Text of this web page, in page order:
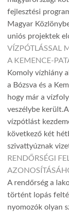
fejlesztési
Magyar
uniós projektek
VÍZPÓTLÁSSAL
A KEMENCE-
Komoly vízhiány
a Bózsva és a
hogy már a
veszélybe
vízpótlást
következő két
szivattyúznak
RENDŐRSÉGI
A rendőrség a
történt lopás
nyomozók olyan